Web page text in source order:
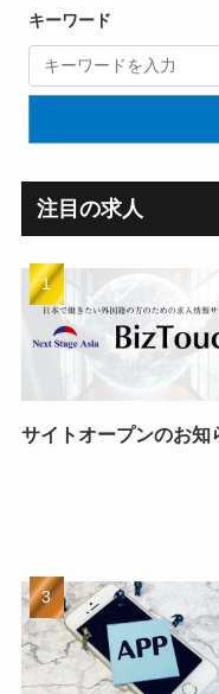
キーワード
注目の求人
サイトオープンのお知